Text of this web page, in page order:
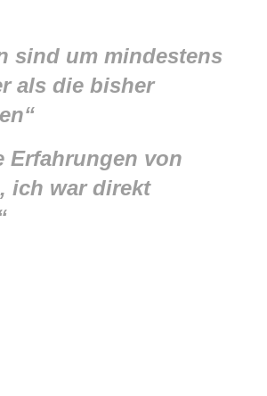
sind um mindestens
als die bisher
Erfahrungen von
ich war direkt